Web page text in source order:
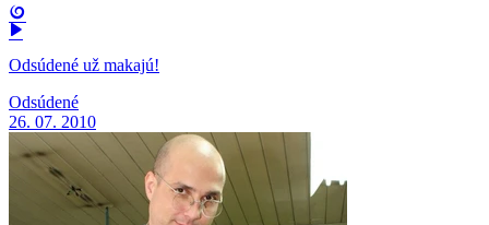
Odsúdené už makajú!
Odsúdené
26. 07. 2010